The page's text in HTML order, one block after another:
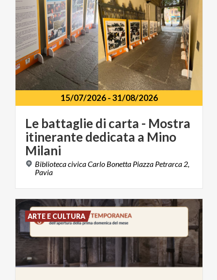
15/07/2026-31/08/2026
Le battaglie di carta - Mostra
itinerante dedicata a Mino
Milani
Biblioteca civica Carlo Bonetta Piazza Petrarca 2,
Pavia
ARTE E CULTURA